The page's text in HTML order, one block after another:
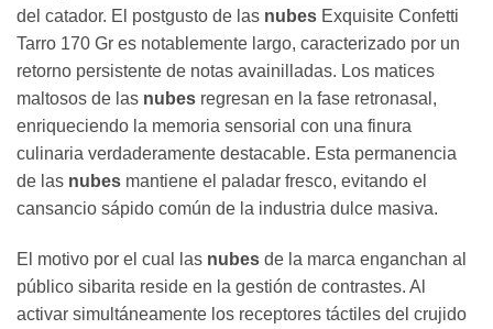
del catador. El postgusto de las nubes Exquisite Confetti
Tarro 170 Gr es notablemente largo, caracterizado por un
retorno persistente de notas avainilladas. Los matices
maltosos de las nubes regresan en la fase retronasal,
enriqueciendo la memoria sensorial con una finura
culinaria verdaderamente destacable. Esta permanencia
de las nubes mantiene el paladar fresco, evitando el
cansancio sápido común de la industria dulce masiva.
El motivo por el cual las nubes de la marca enganchan al
público sibarita reside en la gestión de contrastes. Al
activar simultáneamente los receptores táctiles del crujido